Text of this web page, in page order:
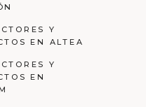
Y
EN ALTEA
Y
EN